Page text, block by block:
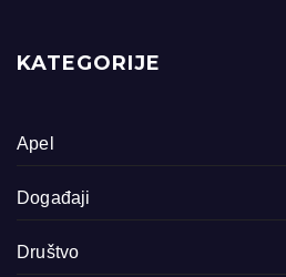
KATEGORIJE
Apel
Događaji
Društvo